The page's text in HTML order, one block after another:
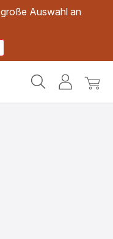
Auswahl an
Mein
Mein